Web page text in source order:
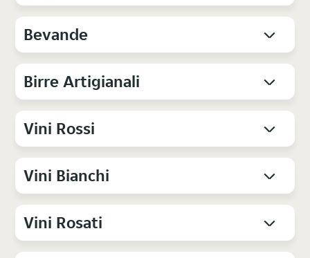
Bevande
Birre Artigianali
Vini Rossi
Vini Bianchi
Vini Rosati